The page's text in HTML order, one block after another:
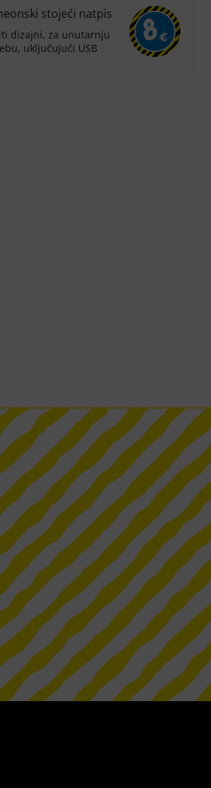
stojeći natpis
dizajni, za unutarnju
uključujući USB
8 €